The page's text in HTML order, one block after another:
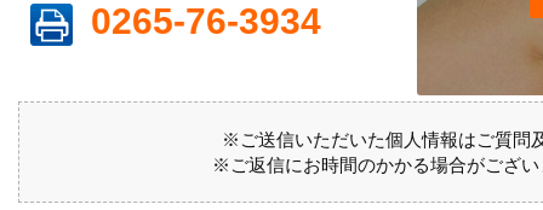
0265-76-3934
※ご送信いただいた個人情報はご質問
※ご返信にお時間のかかる場合がござ